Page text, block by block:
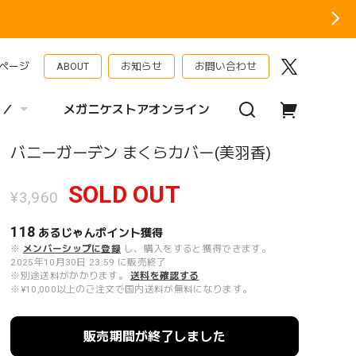
ージ ABOUT お知らせ お問い合わせ
メガニケストアオンライン
バニーガーデン まくらカバー(美羽香)
¥3,960 SOLD OUT
118 あるじゃんポイント獲得
※ メンバーシップに登録 し、購入をすると獲得できます。
2025年10月30日 23:59 に販売終了
※別途送料がかかります。
送料を確認する
※¥10,000以上のご注文で国内送料が無料になります。
販売期間が終了しました